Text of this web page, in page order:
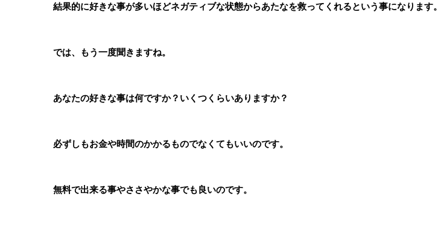
結果的に好きな事が多いほどネガティブな状態からあたなを救ってくれるという事になります。
では、もう一度聞きますね。
あなたの好きな事は何ですか？いくつくらいありますか？
必ずしもお金や時間のかかるものでなくてもいいのです。
無料で出来る事やささやかな事でも良いのです。